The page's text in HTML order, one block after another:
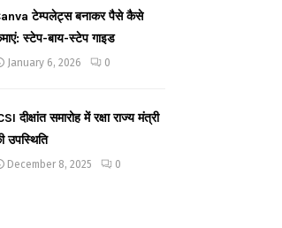
टेम्पलेट्स बनाकर पैसे कैसे
स्टेप-बाय-स्टेप गाइड
January 6, 2026 0
दीक्षांत समारोह में रक्षा राज्य मंत्री
उपस्थिति
December 8, 2025 0